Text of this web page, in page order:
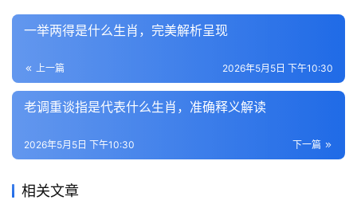
一举两得是什么生肖，完美解析呈现
上一篇 2026年5月5日 下午10:30
老调重谈指是代表什么生肖，准确释义解读
下一篇
2026年5月5日 下午10:30
相关文章